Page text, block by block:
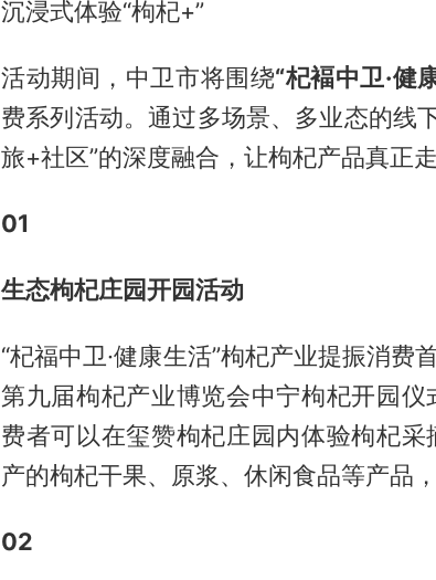
沉浸式体验“枸杞+”
活动期间，中卫市将围绕“杞褔中卫·健
费系列活动。通过多场景、多业态的线
旅+社区”的深度融合，让枸杞产品真正
01
生态枸杞庄园开园活动
“杞福中卫·健康生活”枸杞产业提振消
第九届枸杞产业博览会中宁枸杞开园
费者可以在玺赞枸杞庄园内体验枸杞
产的枸杞干果、原浆、休闲食品等产品
02